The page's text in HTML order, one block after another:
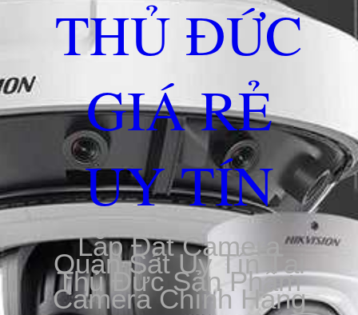
THỦ ĐỨC
GIÁ RẺ
UY TÍN
Lắp Đặt Camera
Quan Sát Uy Tín Tại
Thủ Đức Sản Phẩm
Camera Chính Hãng